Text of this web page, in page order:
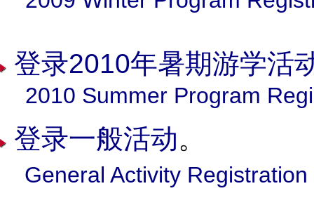
登录2010年暑期游学活
2010 Summer Program
登录一般活动。
General Activity